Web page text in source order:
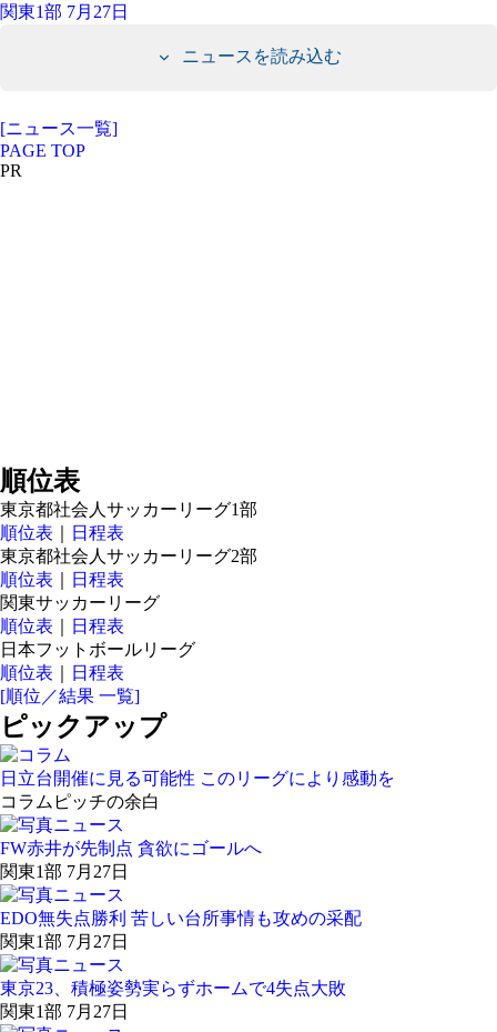
関東1部 7月27日
ニュースを読み込む
[ニュース一覧]
PAGE TOP
PR
順位表
東京都社会人サッカーリーグ1部
順位表
日程表
東京都社会人サッカーリーグ2部
順位表
日程表
関東サッカーリーグ
順位表
日程表
日本フットボールリーグ
順位表
日程表
[順位／結果 一覧]
ピックアップ
日立台開催に見る可能性 このリーグにより感動を
コラム ピッチの余白
FW赤井が先制点 貪欲にゴールへ
関東1部 7月27日
EDO無失点勝利 苦しい台所事情も攻めの采配
関東1部 7月27日
東京23、積極姿勢実らずホームで4失点大敗
関東1部 7月27日